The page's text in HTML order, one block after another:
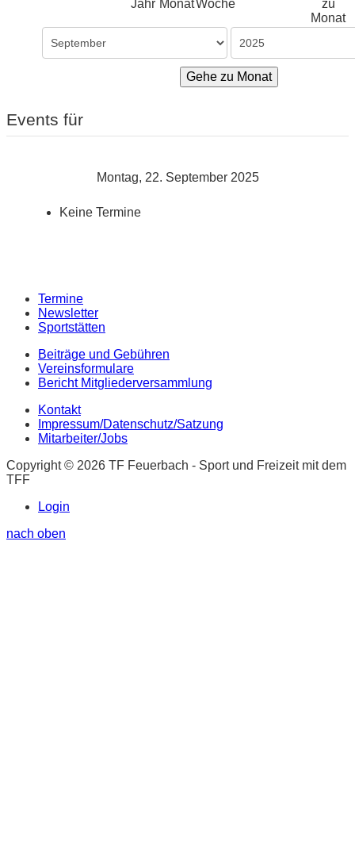
Jahr MonatWoche
zu
Monat
Gehe zu Monat
Events für
Montag, 22. September 2025
Keine Termine
Termine
Newsletter
Sportstätten
Beiträge und Gebühren
Vereinsformulare
Bericht Mitgliederversammlung
Kontakt
Impressum/Datenschutz/Satzung
Mitarbeiter/Jobs
Copyright © 2026 TF Feuerbach - Sport und Freizeit mit dem
TFF
Login
nach oben